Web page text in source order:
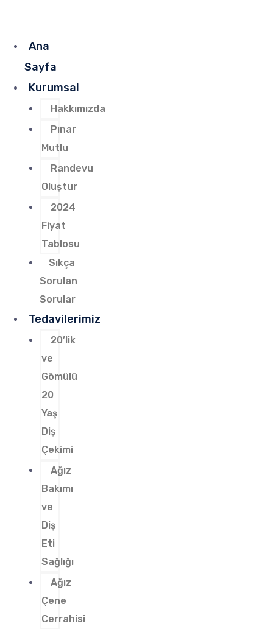
Ana
Sayfa
Kurumsal
Hakkımızda
Pınar
Mutlu
Randevu
Oluştur
2024
Fiyat
Tablosu
Sıkça
Sorulan
Sorular
Tedavilerimiz
20’lik
ve
Gömülü
20
Yaş
Diş
Çekimi
Ağız
Bakımı
ve
Diş
Eti
Sağlığı
Ağız
Çene
Cerrahisi